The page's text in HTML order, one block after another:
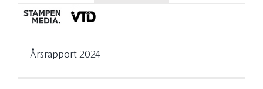
Årsrapport 2024